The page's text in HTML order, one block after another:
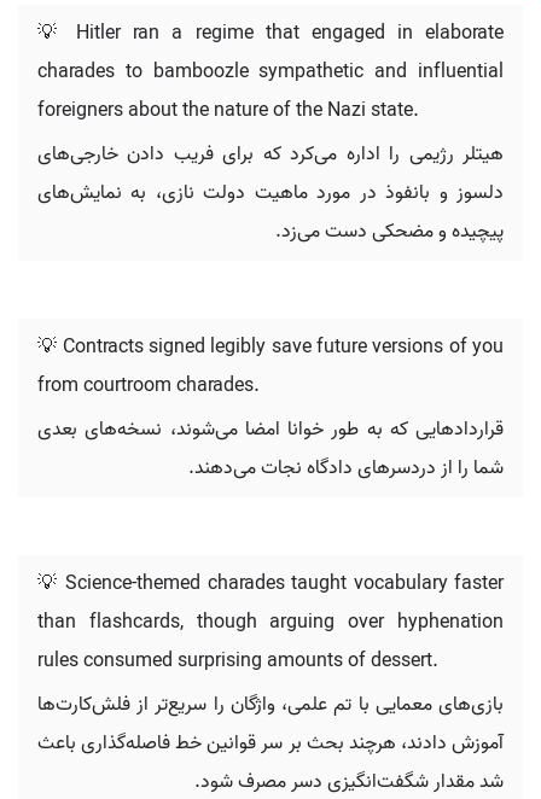
💡 Hitler ran a regime that engaged in elaborate
charades to bamboozle sympathetic and influential
foreigners about the nature of the Nazi state.
هیتلر رژیمی را اداره می‌کرد که برای فریب دادن خارجی‌های
دلسوز و بانفوذ در مورد ماهیت دولت نازی، به نمایش‌های
پیچیده و مضحکی دست می‌زد.
💡 Contracts signed legibly save future versions of you
from courtroom charades.
قراردادهایی که به طور خوانا امضا می‌شوند، نسخه‌های بعدی
شما را از دردسرهای دادگاه نجات می‌دهند.
💡 Science-themed charades taught vocabulary faster
than flashcards, though arguing over hyphenation
rules consumed surprising amounts of dessert.
بازی‌های معمایی با تم علمی، واژگان را سریع‌تر از فلش‌کارت‌ها
آموزش دادند، هرچند بحث بر سر قوانین خط فاصله‌گذاری باعث
شد مقدار شگفت‌انگیزی دسر مصرف شود.